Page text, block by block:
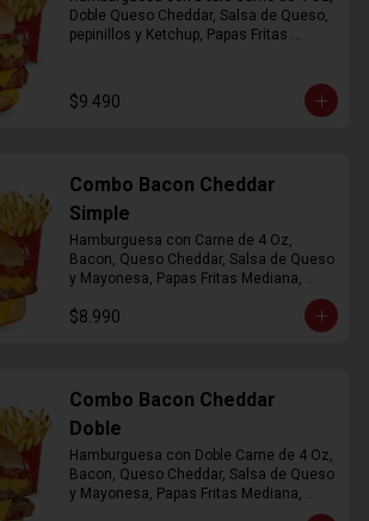
Doble Queso Cheddar, Salsa de Queso,
pepinillos y Ketchup, Papas Fritas
$9.490
Combo Bacon Cheddar
Simple
Hamburguesa con Carne de 4 Oz,
Bacon, Queso Cheddar, Salsa de Queso
y Mayonesa, Papas Fritas Mediana,
$8.990
Combo Bacon Cheddar
Doble
Hamburguesa con Doble Carne de 4 Oz,
Bacon, Queso Cheddar, Salsa de Queso
y Mayonesa, Papas Fritas Mediana,